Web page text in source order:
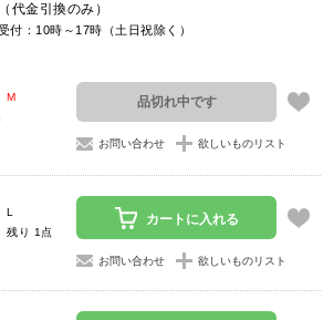
代金引換のみ）
付：10時～17時（土日祝除く）
M
品切れ中です
お問い合わせ 欲しいものリスト
L
り 1点
カートに入れる
お問い合わせ 欲しいものリスト